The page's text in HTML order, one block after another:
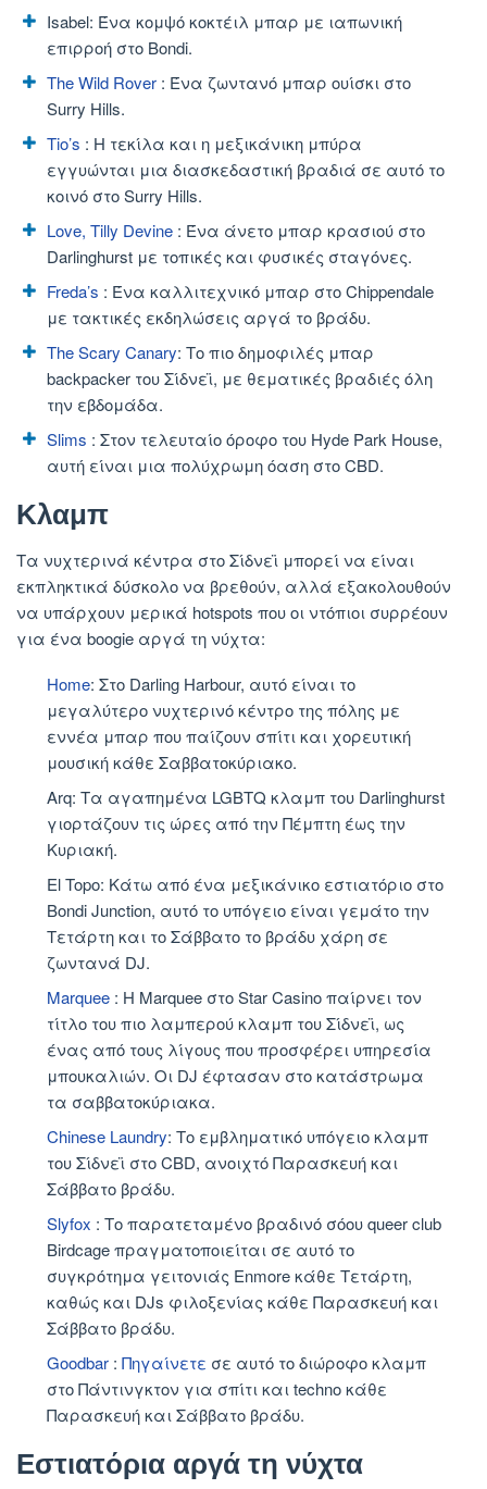
Isabel: Ένα κομψό κοκτέιλ μπαρ με ιαπωνική
επιρροή στο Bondi.
The Wild Rover : Ένα ζωντανό μπαρ ουίσκι στο
Surry Hills.
Tio’s : Η τεκίλα και η μεξικάνικη μπύρα
εγγυώνται μια διασκεδαστική βραδιά σε αυτό το
κοινό στο Surry Hills.
Love, Tilly Devine : Ένα άνετο μπαρ κρασιού στο
Darlinghurst με τοπικές και φυσικές σταγόνες.
Freda’s : Ένα καλλιτεχνικό μπαρ στο Chippendale
με τακτικές εκδηλώσεις αργά το βράδυ.
The Scary Canary: Το πιο δημοφιλές μπαρ
backpacker του Σίδνεϊ, με θεματικές βραδιές όλη
την εβδομάδα.
Slims : Στον τελευταίο όροφο του Hyde Park House,
αυτή είναι μια πολύχρωμη όαση στο CBD.
Κλαμπ
Τα νυχτερινά κέντρα στο Σίδνεϊ μπορεί να είναι
εκπληκτικά δύσκολο να βρεθούν, αλλά εξακολουθούν
να υπάρχουν μερικά hotspots που οι ντόπιοι συρρέουν
για ένα boogie αργά τη νύχτα:
Home: Στο Darling Harbour, αυτό είναι το
μεγαλύτερο νυχτερινό κέντρο της πόλης με
εννέα μπαρ που παίζουν σπίτι και χορευτική
μουσική κάθε Σαββατοκύριακο.
Arq: Τα αγαπημένα LGBTQ κλαμπ του Darlinghurst
γιορτάζουν τις ώρες από την Πέμπτη έως την
Κυριακή.
El Topo: Κάτω από ένα μεξικάνικο εστιατόριο στο
Bondi Junction, αυτό το υπόγειο είναι γεμάτο την
Τετάρτη και το Σάββατο το βράδυ χάρη σε
ζωντανά DJ.
Marquee : Η Marquee στο Star Casino παίρνει τον
τίτλο του πιο λαμπερού κλαμπ του Σίδνεϊ, ως
ένας από τους λίγους που προσφέρει υπηρεσία
μπουκαλιών. Οι DJ έφτασαν στο κατάστρωμα
τα σαββατοκύριακα.
Chinese Laundry: Το εμβληματικό υπόγειο κλαμπ
του Σίδνεϊ στο CBD, ανοιχτό Παρασκευή και
Σάββατο βράδυ.
Slyfox : Το παρατεταμένο βραδινό σόου queer club
Birdcage πραγματοποιείται σε αυτό το
συγκρότημα γειτονιάς Enmore κάθε Τετάρτη,
καθώς και DJs φιλοξενίας κάθε Παρασκευή και
Σάββατο βράδυ.
Goodbar : Πηγαίνετε σε αυτό το διώροφο κλαμπ
στο Πάντινγκτον για σπίτι και techno κάθε
Παρασκευή και Σάββατο βράδυ.
Εστιατόρια αργά τη νύχτα